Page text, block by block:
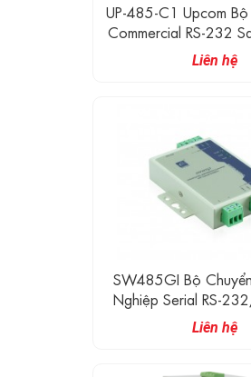
UP-485-C1 Upcom
Commercial RS-232
300bps～Liên hệ
SW485GI Bộ
Nghiệp Serial RS-
Liên hệ